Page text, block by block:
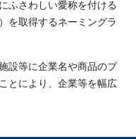
ふさわしい愛称を付ける
を取得するネーミングラ
設等に企業名や商品のブ
とにより、企業等を幅広